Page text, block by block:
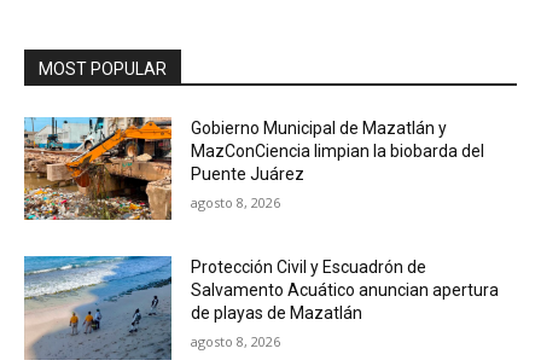
MOST POPULAR
Gobierno Municipal de Mazatlán y
MazConCiencia limpian la biobarda del
Puente Juárez
agosto 8, 2026
Protección Civil y Escuadrón de
Salvamento Acuático anuncian apertura
de playas de Mazatlán
agosto 8, 2026